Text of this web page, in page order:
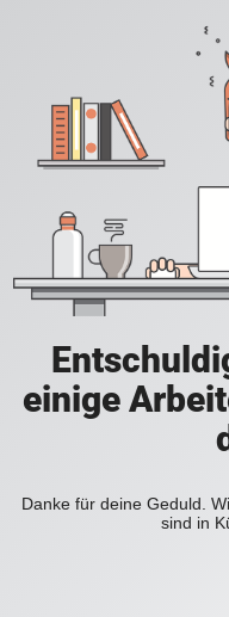
einige
Danke für deine Geduld.
sind in